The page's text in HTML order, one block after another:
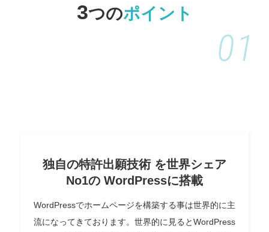
3つのポイント
独自の特許出願技術 を世界シェア
No1の WordPressに搭載
WordPressでホームページを構築する事は世界的に主
流になってきております。世界的に見るとWordPress